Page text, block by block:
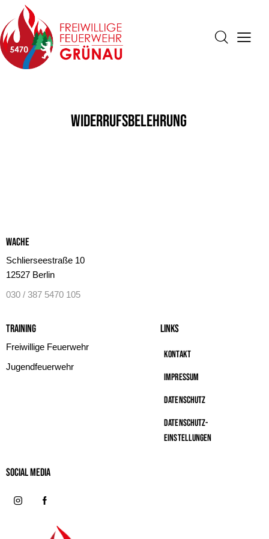
Widerrufsbelehrung
Wache
Schlierseestraße 10
12527 Berlin
030 / 387 5470 105
Training
Freiwillige Feuerwehr
Jugendfeuerwehr
Links
Kontakt
Impressum
Datenschutz
Datenschutz-
Einstellungen
Social MeDIA